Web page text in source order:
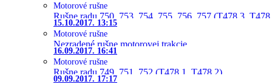
Motorové rušne
Rušne radu 750, 753, 754, 755, 756, 757 (T478.3,
15.10.2017. 13:15
Motorové rušne
Nezradené rušne motorovej trakcie
16.09.2017. 16:41
Motorové rušne
Rušne radu 749, 751, 752 (T478.1, T478.2)
09.09.2017. 17:17